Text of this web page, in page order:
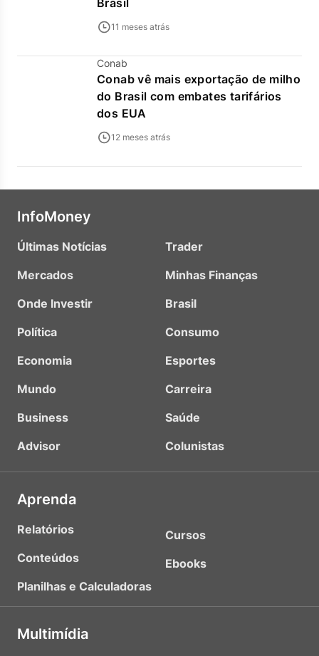
Brasil
11 meses atrás
Conab
Conab vê mais exportação de milho
do Brasil com embates tarifários
dos EUA
12 meses atrás
InfoMoney
Últimas Notícias
Mercados
Onde Investir
Política
Economia
Mundo
Business
Advisor
Trader
Minhas Finanças
Brasil
Consumo
Esportes
Carreira
Saúde
Colunistas
Aprenda
Relatórios
Conteúdos
Planilhas e Calculadoras
Cursos
Ebooks
Multimídia